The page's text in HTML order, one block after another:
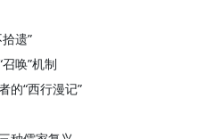
遗”
唤”机制
的“西行漫记”